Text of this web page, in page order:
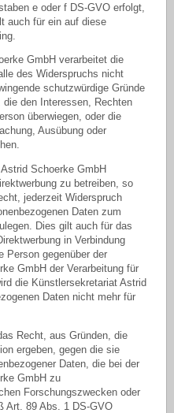
e oder f DS-GVO erfolgt,
auch für ein auf diese
GmbH verarbeitet die
des Widerspruchs nicht
schutzwürdige Gründe
die den Interessen, Rechten
überwiegen, oder die
Ausübung oder
Schoerke GmbH
zu betreiben, so
jederzeit Widerspruch
Daten zum
Dies gilt auch für das
in Verbindung
Person gegenüber der
GmbH der Verarbeitung für
die Künstlersekretariat Astrid
Daten nicht mehr für
Recht, aus Gründen, die
ergeben, gegen die sie
Daten, die bei der
GmbH zu
Forschungszwecken oder
Art. 89 Abs. 1 DS-GVO